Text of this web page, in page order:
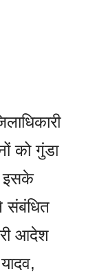
को गुंडा
इसके
संबंधित
आदेश